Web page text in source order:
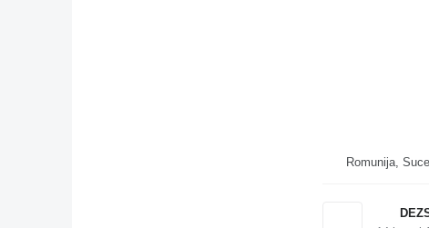
Romunija,